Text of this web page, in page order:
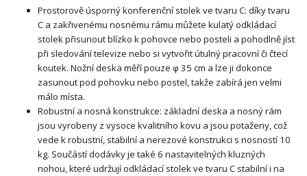
Prostorově úsporný konferenční stolek ve tvaru C: díky tvaru
C a zakřivenému nosnému rámu můžete kulatý odkládací
stolek přisunout blízko k pohovce nebo posteli a pohodlně jíst
při sledování televize nebo si vytvořit útulný pracovní či čtecí
koutek. Nožní deska měří pouze φ 35 cm a lze ji dokonce
zasunout pod pohovku nebo postel, takže zabírá jen velmi
málo místa.
Robustní a nosná konstrukce: základní deska a nosný rám
jsou vyrobeny z vysoce kvalitního kovu a jsou potaženy, což
vede k robustní, stabilní a nerezové konstrukci s nosností 10
kg. Součástí dodávky je také 6 nastavitelných kluzných
nohou, které udržují odkládací stolek ve tvaru C stabilní i na